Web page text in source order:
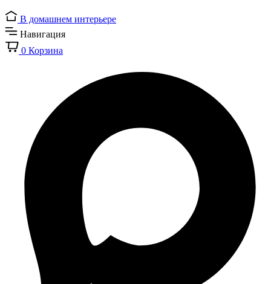
В домашнем интерьере
Навигация
0 Корзина